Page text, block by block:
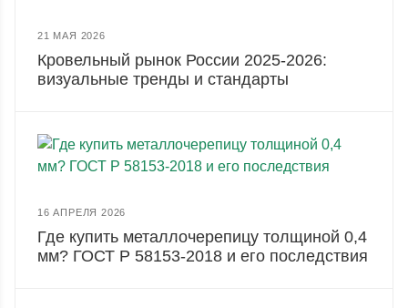
21 МАЯ 2026
Кровельный рынок России 2025-2026:
визуальные тренды и стандарты
16 АПРЕЛЯ 2026
Где купить металлочерепицу толщиной 0,4
мм? ГОСТ Р 58153-2018 и его последствия